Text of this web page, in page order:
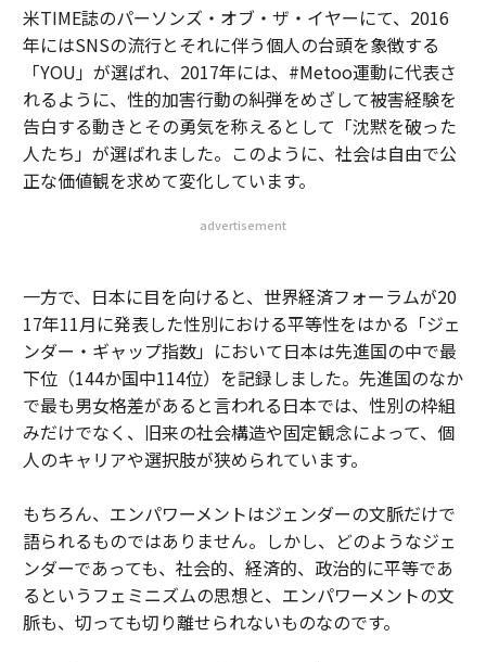
米TIME誌のパーソンズ・オブ・ザ・イヤーにて、2016
年にはSNSの流行とそれに伴う個人の台頭を象徴する
「YOU」が選ばれ、2017年には、#Metoo運動に代表さ
れるように、性的加害行動の糾弾をめざして被害経験を
告白する動きとその勇気を称えるとして「沈黙を破った
人たち」が選ばれました。このように、社会は自由で公
正な価値観を求めて変化しています。
advertisement
一方で、日本に目を向けると、世界経済フォーラムが20
17年11月に発表した性別における平等性をはかる「ジェ
ンダー・ギャップ指数」において日本は先進国の中で最
下位（144か国中114位）を記録しました。先進国のなか
で最も男女格差があると言われる日本では、性別の枠組
みだけでなく、旧来の社会構造や固定観念によって、個
人のキャリアや選択肢が狭められています。
もちろん、エンパワーメントはジェンダーの文脈だけで
語られるものではありません。しかし、どのようなジェ
ンダーであっても、社会的、経済的、政治的に平等であ
るというフェミニズムの思想と、エンパワーメントの文
脈も、切っても切り離せられないものなのです。